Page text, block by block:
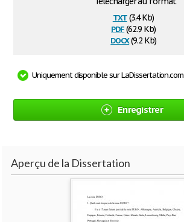
txt(3.4 Kb)
pdf(62.9 Kb)
docx(9.2 Kb)
Uniquement disponible sur LaDissertation.com
Enregistrer
Aperçu de la Dissertation